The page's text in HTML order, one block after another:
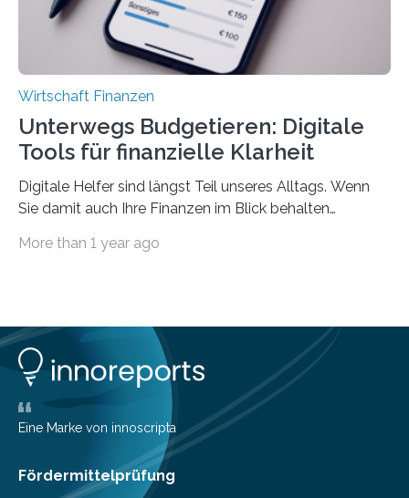
Wirtschaft Finanzen
Unterwegs Budgetieren: Digitale
Tools für finanzielle Klarheit
Digitale Helfer sind längst Teil unseres Alltags. Wenn
Sie damit auch Ihre Finanzen im Blick behalten
die genau das ermöglichen: Sie helfen Ihnen, Ausgaben
Lösungen interessieren. 1. Multibanking-Tools: Alle
Konten auf einen Blick Viele Banken bieten bereits in
ihrem Online-Banking eine Multibanking-Funktion an,
mit der sich Konten bei anderen Banken…
More than 1 year ago
Eine Marke von innoscripta
Fördermittelprüfung